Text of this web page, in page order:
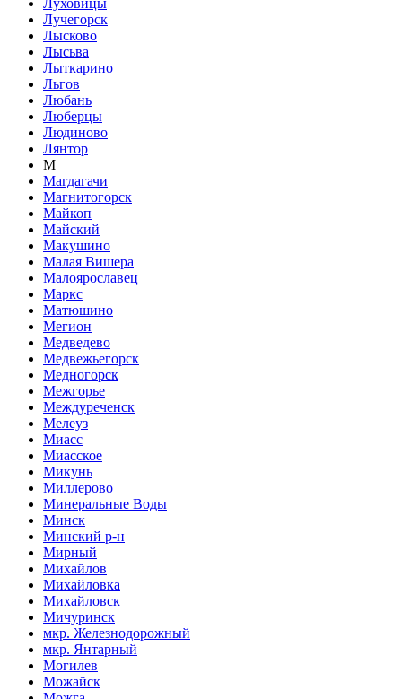
Луховицы
Лучегорск
Лысково
Лысьва
Лыткарино
Льгов
Любань
Люберцы
Людиново
Лянтор
М
Магдагачи
Магнитогорск
Майкоп
Майский
Макушино
Малая Вишера
Малоярославец
Маркс
Матюшино
Мегион
Медведево
Медвежьегорск
Медногорск
Межгорье
Междуреченск
Мелеуз
Миасс
Миасское
Микунь
Миллерово
Минеральные Воды
Минск
Минский р-н
Мирный
Михайлов
Михайловка
Михайловск
Мичуринск
мкр. Железнодорожный
мкр. Янтарный
Могилев
Можайск